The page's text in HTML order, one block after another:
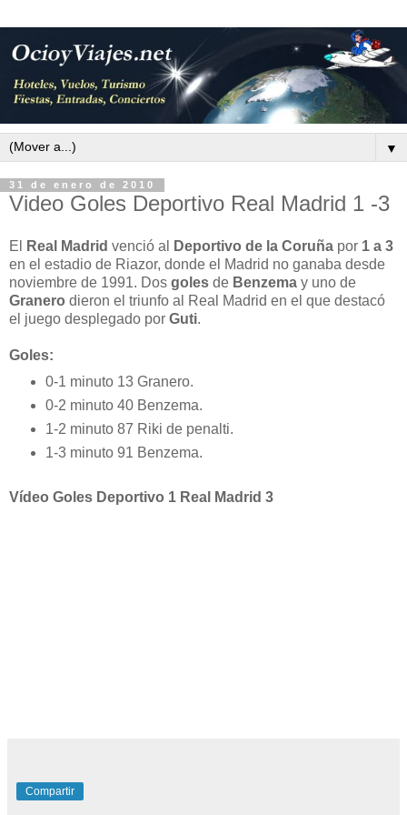
▼
31 de enero de 2010
Video Goles Deportivo Real Madrid 1 -3
El Real Madrid venció al Deportivo de la Coruña por 1 a 3
en el estadio de Riazor, donde el Madrid no ganaba desde
noviembre de 1991. Dos goles de Benzema y uno de
Granero dieron el triunfo al Real Madrid en el que destacó
el juego desplegado por Guti.
Goles:
0-1 minuto 13 Granero.
0-2 minuto 40 Benzema.
1-2 minuto 87 Riki de penalti.
1-3 minuto 91 Benzema.
Vídeo Goles Deportivo 1 Real Madrid 3
Compartir